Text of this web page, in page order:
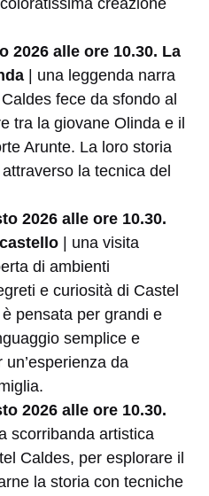
2026 alle ore 10.30. La
| una leggenda narra
fece da sfondo al
tra la giovane Olinda e il
Arunte. La loro storia
la tecnica del
2026 alle ore 10.30.
| una visita
di ambienti
e curiosità di Castel
pensata per grandi e
semplice e
da
2026 alle ore 10.30.
scorribanda artistica
Caldes, per esplorare il
la storia con tecniche